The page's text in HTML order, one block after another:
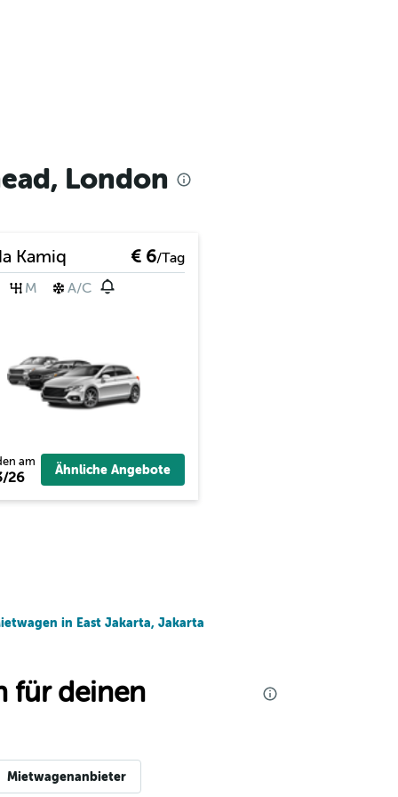
London
Kamiq € 6/Tag
M
A/C
am
26 Ähnliche Angebote
in East Jakarta, Jakarta
für deinen
Mietwagenanbieter